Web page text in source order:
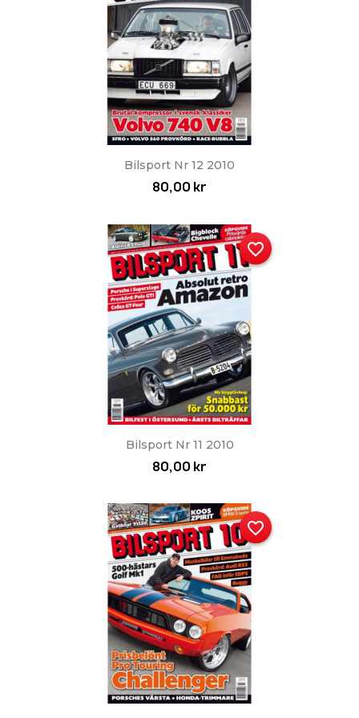
Bilsport Nr 12 2010
80,00 kr
Bilsport Nr 11 2010
80,00 kr
favorite_border
favorite_border